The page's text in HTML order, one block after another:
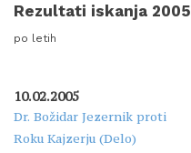
Rezultati iskanja 2005
po letih
10.02.2005
Dr. Božidar Jezernik proti
Roku Kajzerju (Delo)